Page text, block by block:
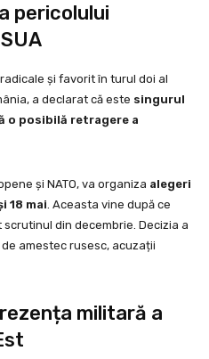
pericolului
și favorit în turul doi al
a declarat că este singurul
o posibilă retragere a
și NATO, va organiza alegeri
18 mai. Aceasta vine după ce
din decembrie. Decizia a
amestec rusesc, acuzații
militară a